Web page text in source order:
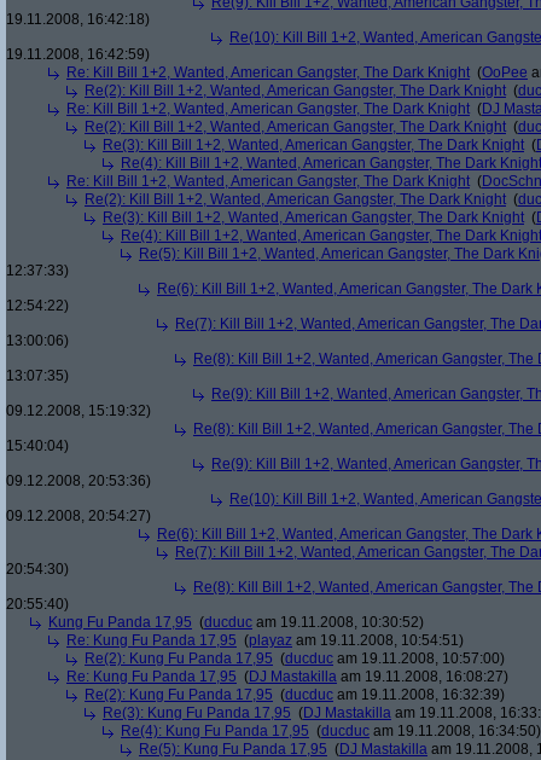
19.11.2008, 16:42:18)
Re(10): Kill Bill 1+2, Wanted, American
19.11.2008, 16:42:59)
Re: Kill Bill 1+2, Wanted, American Gangster, The Dark Knight (OoPee
Re(2): Kill Bill 1+2, Wanted, American Gangster, The Dark Knight (
Re: Kill Bill 1+2, Wanted, American Gangster, The Dark Knight (DJ
Re(2): Kill Bill 1+2, Wanted, American Gangster, The Dark Knight (
Re(3): Kill Bill 1+2, Wanted, American Gangster, The Dark Knight (
Re(4): Kill Bill 1+2, Wanted, American Gangster, The Dark Knight
Re: Kill Bill 1+2, Wanted, American Gangster, The Dark Knight (
Re(2): Kill Bill 1+2, Wanted, American Gangster, The Dark Knight (
Re(3): Kill Bill 1+2, Wanted, American Gangster, The Dark Knight (
Re(4): Kill Bill 1+2, Wanted, American Gangster, The Dark Knight
Re(5): Kill Bill 1+2, Wanted, American Gangster, The Dark
12:37:33)
Re(6): Kill Bill 1+2, Wanted, American Gangster, The Dark
12:54:22)
Re(7): Kill Bill 1+2, Wanted, American Gangster, The
13:00:06)
Re(8): Kill Bill 1+2, Wanted, American Gangster, The
13:07:35)
Re(9): Kill Bill 1+2, Wanted, American Gangster,
09.12.2008, 15:19:32)
Re(8): Kill Bill 1+2, Wanted, American Gangster, The
15:40:04)
Re(9): Kill Bill 1+2, Wanted, American Gangster,
09.12.2008, 20:53:36)
Re(10): Kill Bill 1+2, Wanted, American
09.12.2008, 20:54:27)
Re(6): Kill Bill 1+2, Wanted, American Gangster, The Dark
Re(7): Kill Bill 1+2, Wanted, American Gangster, The
20:54:30)
Re(8): Kill Bill 1+2, Wanted, American Gangster, The
20:55:40)
Kung Fu Panda 17,95 (ducduc am 19.11.2008, 10:30:52)
Re: Kung Fu Panda 17,95 (playaz am 19.11.2008, 10:54:51)
Re(2): Kung Fu Panda 17,95 (ducduc am 19.11.2008, 10:57:00)
Re: Kung Fu Panda 17,95 (DJ Mastakilla am 19.11.2008, 16:08:27)
Re(2): Kung Fu Panda 17,95 (ducduc am 19.11.2008, 16:32:39)
Re(3): Kung Fu Panda 17,95 (DJ Mastakilla am 19.11.2008,
Re(4): Kung Fu Panda 17,95 (ducduc am 19.11.2008, 16:34:50)
Re(5): Kung Fu Panda 17,95 (DJ Mastakilla am 19.11.2008,